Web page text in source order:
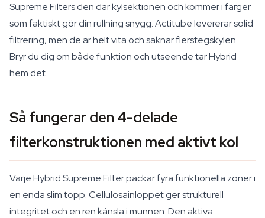
Supreme Filters den där kylsektionen och kommer i färger
som faktiskt gör din rullning snygg. Actitube levererar solid
filtrering, men de är helt vita och saknar flerstegskylen.
Bryr du dig om både funktion och utseende tar Hybrid
hem det.
Så fungerar den 4-delade
filterkonstruktionen med aktivt kol
Varje Hybrid Supreme Filter packar fyra funktionella zoner i
en enda slim topp. Cellulosainloppet ger strukturell
integritet och en ren känsla i munnen. Den aktiva